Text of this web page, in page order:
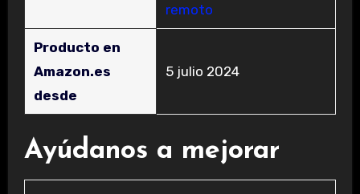
remoto
Producto en
Amazon.es
desde
5 julio 2024
Ayúdanos a mejorar